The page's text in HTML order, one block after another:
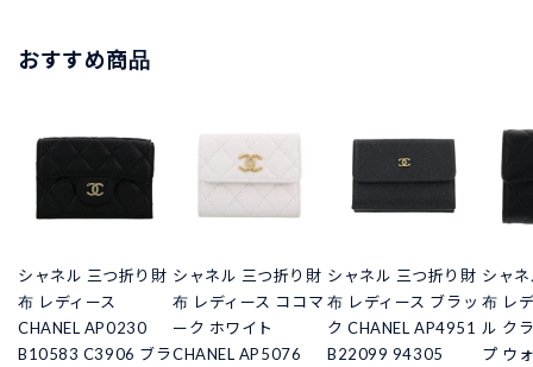
おすすめ商品
シャネル 三つ折り財
布 レディース
CHANEL AP0230
B10583 C3906 ブラ
シャネル 三つ折り財
布 レディース ココマ
ーク ホワイト
CHANEL AP5076
シャネル 三つ折り財
布 レディース ブラッ
ク CHANEL AP4951
B22099 94305
シャ
布 レ
ル ク
プ ウ